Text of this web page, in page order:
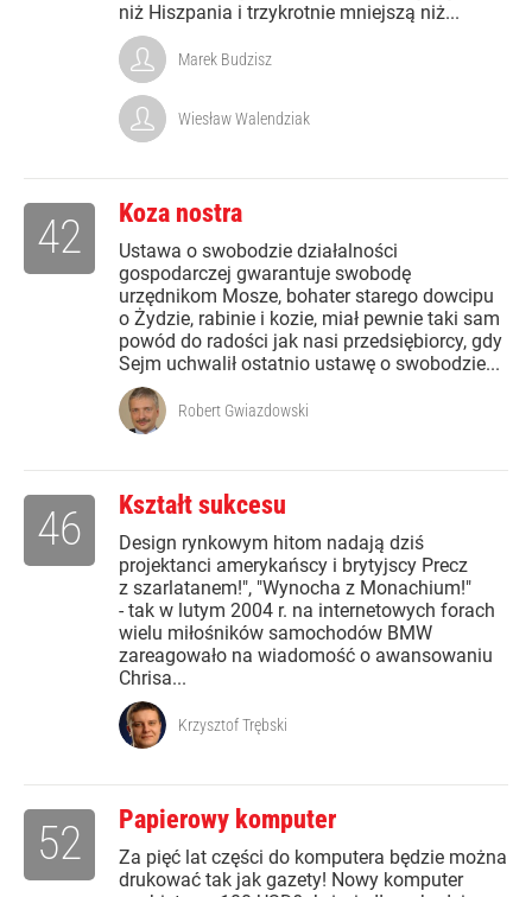
niż Hiszpania i trzykrotnie mniejszą niż...
Marek Budzisz
Wiesław Walendziak
Koza nostra
Ustawa o swobodzie działalności
gospodarczej gwarantuje swobodę
urzędnikom Mosze, bohater starego dowcipu
o Żydzie, rabinie i kozie, miał pewnie taki sam
powód do radości jak nasi przedsiębiorcy, gdy
Sejm uchwalił ostatnio ustawę o swobodzie...
42
Robert Gwiazdowski
Kształt sukcesu
Design rynkowym hitom nadają dziś
projektanci amerykańscy i brytyjscy Precz
z szarlatanem!", "Wynocha z Monachium!"
- tak w lutym 2004 r. na internetowych forach
wielu miłośników samochodów BMW
zareagowało na wiadomość o awansowaniu
Chrisa...
46
Krzysztof Trębski
Papierowy komputer
Za pięć lat części do komputera będzie można
drukować tak jak gazety! Nowy komputer
52